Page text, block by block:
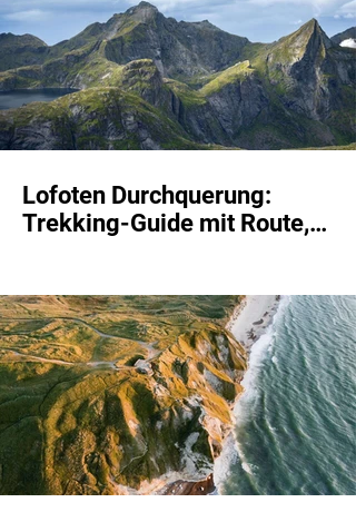
Lofoten Durchquerung:
Trekking-Guide mit Route,